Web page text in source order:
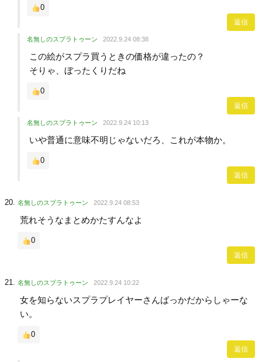
0
返信
名無しのスプラトゥーン 2022.9.24 08:38
この絵がスプラ買うときの価格が違ったの？
そりゃ、ぼったくりだね
0
返信
名無しのスプラトゥーン 2022.9.24 10:13
いや普通に意味不明じゃないだろ、これが本物か。
0
返信
名無しのスプラトゥーン 2022.9.24 08:53
荒れそうなまとめかたすんなよ
0
返信
名無しのスプラトゥーン 2022.9.24 10:22
女を知らないスプラプレイヤーさんばっかだからしゃーな
い。
0
返信